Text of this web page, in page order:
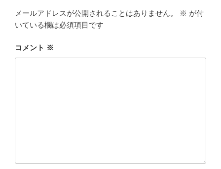
メールアドレスが公開されることはありません。 ※ が付
いている欄は必須項目です
コメント ※